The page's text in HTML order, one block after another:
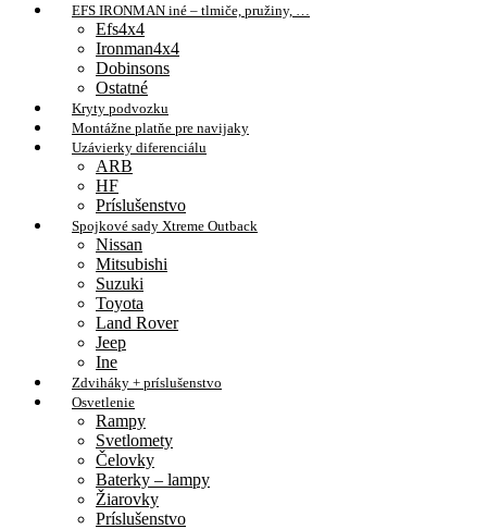
EFS IRONMAN iné – tlmiče, pružiny, …
Efs4x4
Ironman4x4
Dobinsons
Ostatné
Kryty podvozku
Montážne platňe pre navijaky
Uzávierky diferenciálu
ARB
HF
Príslušenstvo
Spojkové sady Xtreme Outback
Nissan
Mitsubishi
Suzuki
Toyota
Land Rover
Jeep
Ine
Zdviháky + príslušenstvo
Osvetlenie
Rampy
Svetlomety
Čelovky
Baterky – lampy
Žiarovky
Príslušenstvo